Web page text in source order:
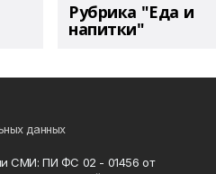
Рубрика "Еда и
напитки"
данных
СМИ: ПИ ФС 02 - 01456 от